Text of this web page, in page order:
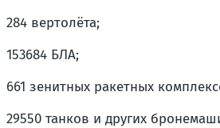
284 вертолёта;
153684 БЛА;
661 зенитных ракетных
29550 танков и других